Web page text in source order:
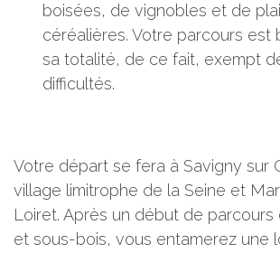
boisées, de vignobles et de
céréalières. Votre parcours est
sa totalité, de ce fait, exempt
difficultés.
Votre départ se fera à Savigny sur
village limitrophe de la Seine et
Loiret. Après un début de parcours
et sous-bois, vous entamerez une